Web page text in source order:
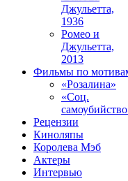
Джульетта,
1936
Ромео и
Джульетта,
2013
Фильмы по
«Розалина»
«Соц.
Рецензии
Киноляпы
Королева Мэб
Актеры
Интервью